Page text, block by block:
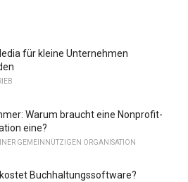
für kleine Unternehmen
Warum braucht eine Nonprofit-
eine?
GEMEINNÜTZIGEN ORGANISATION
Buchhaltungssoftware?